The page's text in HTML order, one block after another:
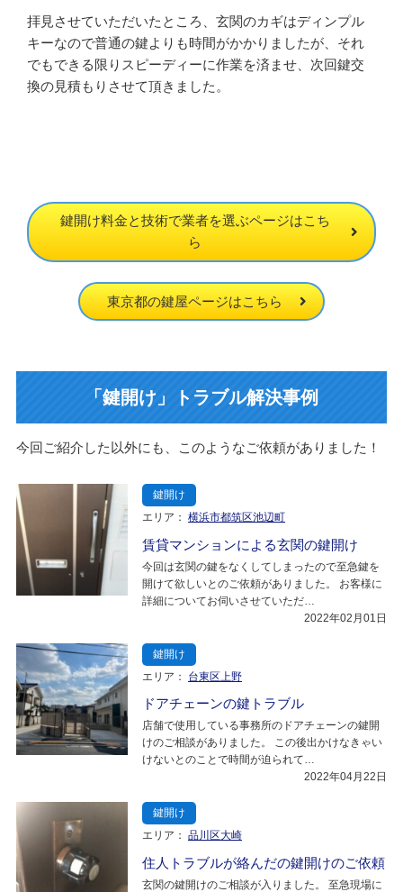
拝見させていただいたところ、玄関のカギはディンプル
キーなので普通の鍵よりも時間がかかりましたが、それ
でもできる限りスピーディーに作業を済ませ、次回鍵交
換の見積もりさせて頂きました。
鍵開け料金と技術で業者を選ぶページはこち
ら
東京都の鍵屋ページはこちら
「鍵開け」トラブル解決事例
今回ご紹介した以外にも、このようなご依頼がありました！
鍵開け
エリア： 横浜市都筑区池辺町
賃貸マンションによる玄関の鍵開け
今回は玄関の鍵をなくしてしまったので至急鍵を
開けて欲しいとのご依頼がありました。 お客様に
詳細についてお伺いさせていただ…
2022年02月01日
鍵開け
エリア：
台東区上野
ドアチェーンの鍵トラブル
店舗で使用している事務所のドアチェーンの鍵開
けのご相談がありました。 この後出かけなきゃい
けないとのことで時間が迫られて…
2022年04月22日
鍵開け
エリア： 品川区大崎
住人トラブルが絡んだの鍵開けのご依頼
玄関の鍵開けのご相談が入りました。 至急現場に